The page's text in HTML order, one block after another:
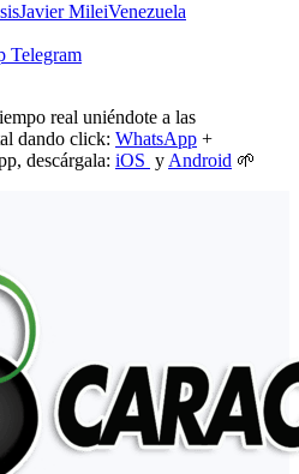
Javier MileiVenezuela
Telegram
real uniéndote a las
dando click: WhatsApp +
descárgala: iOS y Android 🌱